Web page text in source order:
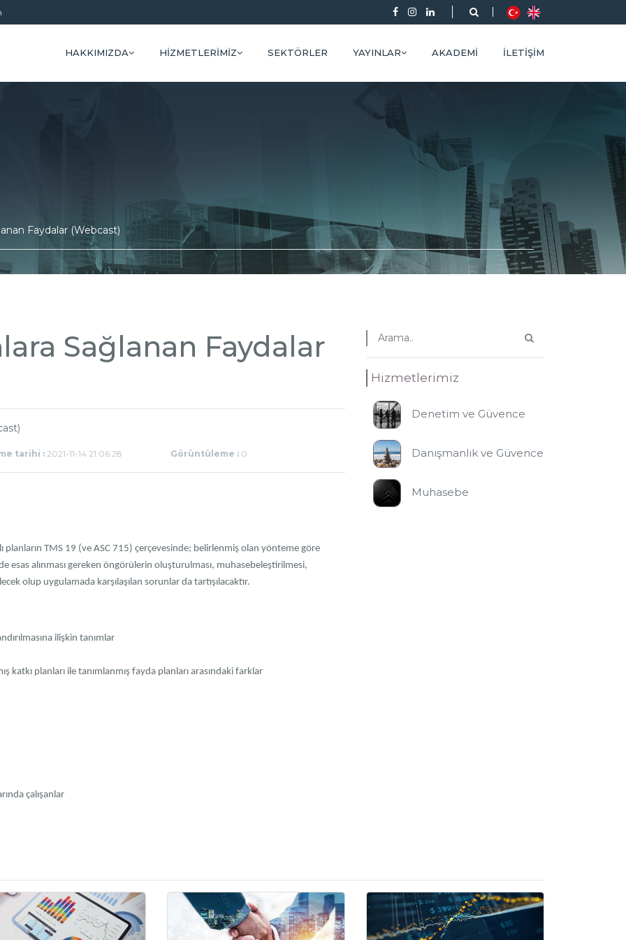
HAKKIMIZDA HIZMETLERIMIZ SEKTÖRLER YAYINLAR AKADEMI İLETIŞIM
Faydalar (Webcast)
Sağlanan Faydalar
tarihi : 2021-11-14 21:06:28 Görüntüleme : 0
planların TMS 19 (ve ASC 715) çerçevesinde; belirlenmiş olan yönteme göre
esas alınması gereken öngörülerin oluşturulması, muhasebeleştirilmesi,
olup uygulamada karşılaşılan sorunlar da tartışılacaktır.
ilişkin tanımlar
katkı planları ile tanımlanmış fayda planları arasındaki farklar
çalışanlar
Hizmetlerimiz
Denetim ve Güvence
Danışmanlık ve Güvence
Muhasebe